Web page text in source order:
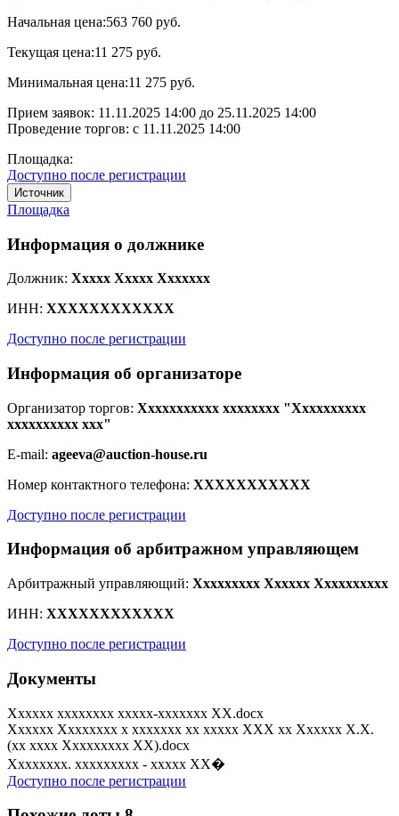
Начальная цена:563 760 руб.
Текущая цена:11 275 руб.
Минимальная цена:11 275 руб.
Прием заявок: 11.11.2025 14:00 до 25.11.2025 14:00
Проведение торгов: с 11.11.2025 14:00
Площадка:
Доступно после регистрации
Источник
Площадка
Информация о должнике
Должник: Xxxxx Xxxxx Xxxxxxx
ИНН: XXXXXXXXXXXX
Доступно после регистрации
Информация об организаторе
Организатор торгов: Xxxxxxxxxxx xxxxxxxx "Xxxxxxxxxx
xxxxxxxxxx xxx"
E-mail: ageeva@auction-house.ru
Номер контактного телефона: XXXXXXXXXXX
Доступно после регистрации
Информация об арбитражном управляющем
Арбитражный управляющий: Xxxxxxxxx Xxxxxx Xxxxxxxxxx
ИНН: XXXXXXXXXXXX
Доступно после регистрации
Документы
Xxxxxx xxxxxxxx xxxxx-xxxxxxx XX.docx
Xxxxxx Xxxxxxxx x xxxxxxx xx xxxxx XXX xx Xxxxxx X.X.
(xx xxxx Xxxxxxxxx XX).docx
Xxxxxxxx. xxxxxxxxx - xxxxx XX�
Доступно после регистрации